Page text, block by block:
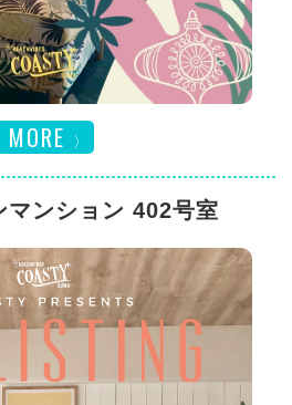
MORE
マンション 402号室